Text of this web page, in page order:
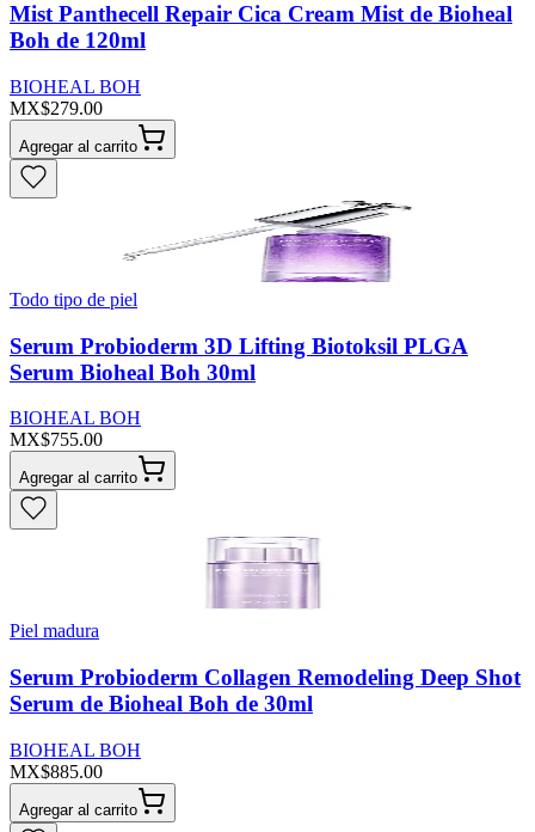
Mist Panthecell Repair Cica Cream Mist de Bioheal
Boh de 120ml
BIOHEAL BOH
MX$279.00
Agregar al carrito
Todo tipo de piel
Serum Probioderm 3D Lifting Biotoksil PLGA
Serum Bioheal Boh 30ml
BIOHEAL BOH
MX$755.00
Agregar al carrito
Piel madura
Serum Probioderm Collagen Remodeling Deep Shot
Serum de Bioheal Boh de 30ml
BIOHEAL BOH
MX$885.00
Agregar al carrito